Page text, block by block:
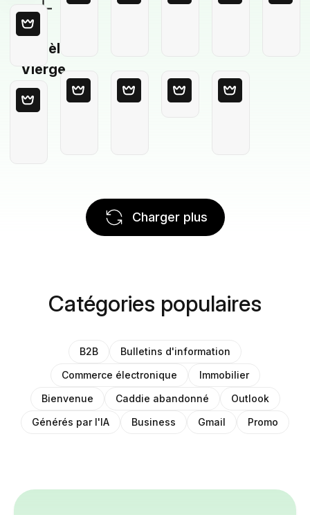
Modèle
Vierge
Charger plus
Catégories populaires
B2B
Bulletins d'information
Commerce électronique
Immobilier
Bienvenue
Caddie abandonné
Outlook
Générés par l'IA
Business Gmail Promo